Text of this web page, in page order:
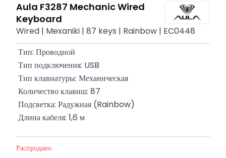
Aula F3287 Mechanic Wired
Keyboard
Wired | Mexaniki | 87 keys | Rainbow | EC0448
Тип: Проводной
Тип подключения: USB
Тип клавиатуры: Механическая
Количество клавиш: 87
Подсветка: Радужная (Rainbow)
Длина кабеля: 1,6 м
Распродано